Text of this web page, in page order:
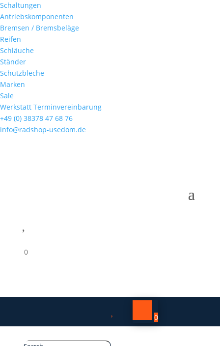
Schaltungen
Antriebskomponenten
Bremsen / Bremsbeläge
Reifen
Schläuche
Ständer
Schutzbleche
Marken
Sale
Werkstatt Terminvereinbarung
+49 (0) 38378 47 68 76
info@radshop-usedom.de
0
0